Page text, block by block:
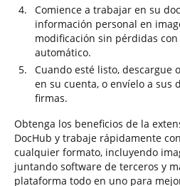
Comience a trabajar en su
información personal en
modificación sin pérdidas
automático.
Cuando esté listo, descargue
en su cuenta, o envíelo a sus
firmas.
Obtenga los beneficios de la
DocHub y trabaje rápidamente
cualquier formato, incluyendo
juntando software de terceros y
plataforma todo en uno para